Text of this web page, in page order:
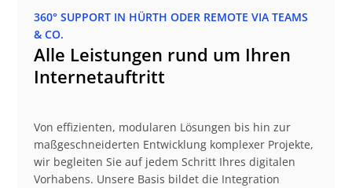
360° SUPPORT IN HÜRTH ODER REMOTE VIA TEAMS
& CO.
Alle Leistungen rund um Ihren
Internetauftritt
Von effizienten, modularen Lösungen bis hin zur
maßgeschneiderten Entwicklung komplexer Projekte,
wir begleiten Sie auf jedem Schritt Ihres digitalen
Vorhabens. Unsere Basis bildet die Integration